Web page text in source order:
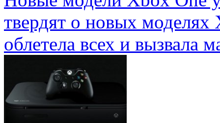
твердят о новых
облетела всех и вызвала